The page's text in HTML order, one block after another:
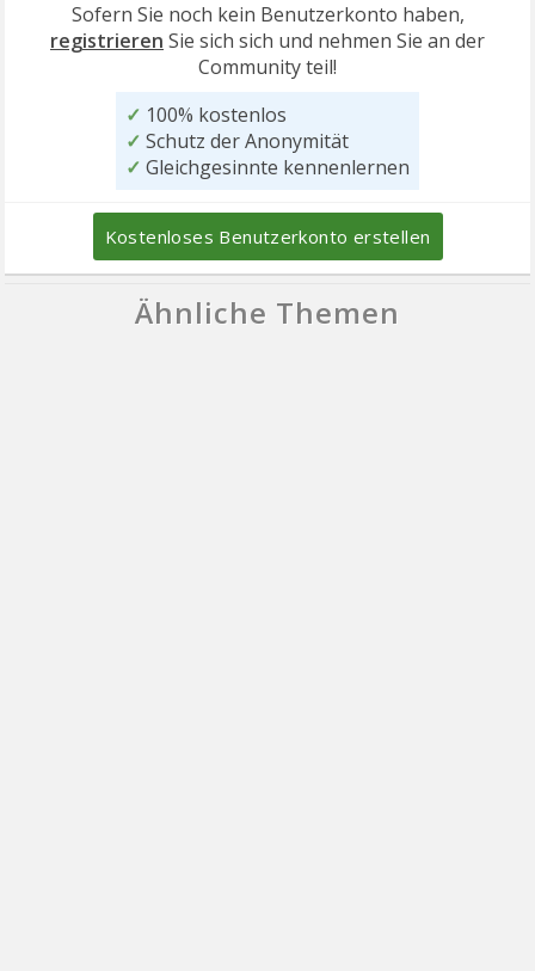
Sofern Sie noch kein Benutzerkonto haben,
registrieren Sie sich sich und nehmen Sie an der
Community teil!
✓ 100% kostenlos
✓ Schutz der Anonymität
✓ Gleichgesinnte kennenlernen
Kostenloses Benutzerkonto erstellen
Ähnliche Themen